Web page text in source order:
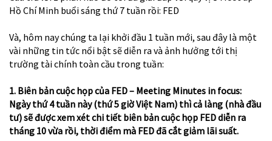
Hồ Chí Minh buổi sáng thứ 7 tuần rồi: FED
Và, hôm nay chúng ta lại khởi đầu 1 tuần mới, sau đây là một
vài những tin tức nổi bật sẽ diễn ra và ảnh hưởng tới thị
trường tài chính toàn cầu trong tuần:
1. Biên bản cuộc họp của FED – Meeting Minutes in focus:
Ngày thứ 4 tuần này (thứ 5 giờ Việt Nam) thì cả làng (nhà đầu
tư) sẽ được xem xét chi tiết biên bản cuộc họp FED diễn ra
tháng 10 vừa rồi, thời điểm mà FED đã cắt giảm lãi suất.